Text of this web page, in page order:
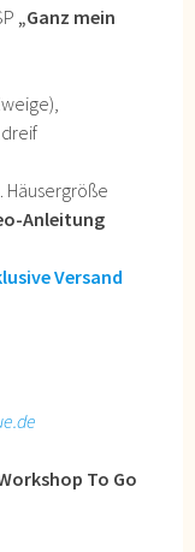
„Ganz mein
Häusergröße
Anleitung
Versand
To Go